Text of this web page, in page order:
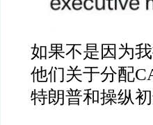
如果不是因为
他们关于分配
特朗普和操纵